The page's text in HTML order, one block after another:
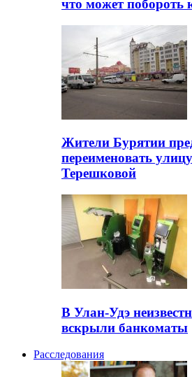
что может побороть
Жители Бурятии
переименовать
Терешковой
В Улан-Удэ
вскрыли банкоматы
Расследования